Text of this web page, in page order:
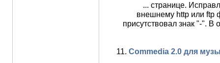
... странице.
внешнему http или ftp
присутствовал знак "-".
11. Commedia 2.0 для